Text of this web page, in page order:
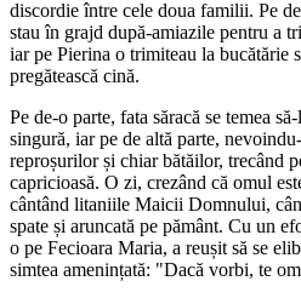
discordie între cele doua familii. Pe
stau în grajd după-amiazile pentru a
iar pe Pierina o trimiteau la bucătărie
pregătească cină.
Pe de-o parte, fata săracă se temea
singură, iar pe de altă parte,
reproșurilor și chiar bătăilor, trecând
capricioasă. O zi, crezând că omul
cântând litaniile Maicii Domnului,
spate și aruncată pe pământ. Cu un
o pe Fecioara Maria, a reușit să se
simtea amenințată: "Dacă vorbi, te